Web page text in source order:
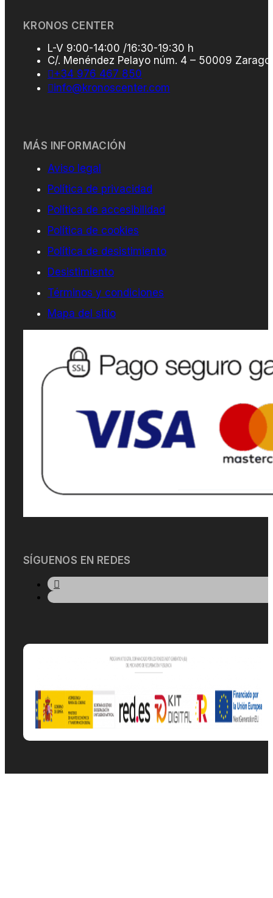
KRONOS CENTER
L-V 9:00-14:00 /16:30-19:30 h
C/. Menéndez Pelayo núm. 4 – 50009
+34 976 467 850
info@kronoscenter.com
MÁS INFORMACIÓN
Aviso legal
Política de privacidad
Política de accesibilidad
Política de cookies
Política de desistimiento
Desistimiento
Términos y condiciones
Mapa del sitio
SÍGUENOS EN REDES